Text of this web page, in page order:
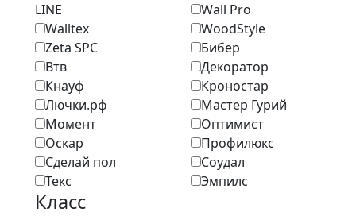
LINE
Wall Pro
Walltex
WoodStyle
Zeta SPC
Бибер
Втв
Декоратор
Кнауф
Кроностар
Лючки.рф
Мастер Гурий
Момент
Оптимист
Оскар
Профилюкс
Сделай пол
Соудал
Текс
Эмпилс
Класс